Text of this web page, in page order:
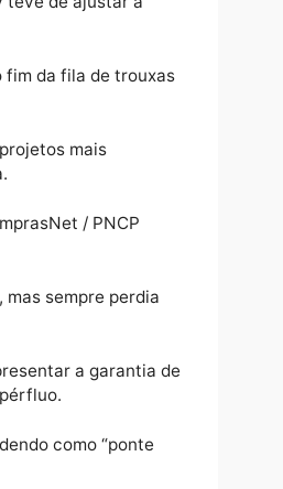
ela.
QUIMICA S.A., INN
empresas ainda dispostas
era só o fim da fila de trouxas
até os projetos mais
empáfia.
ComprasNet / PNCP